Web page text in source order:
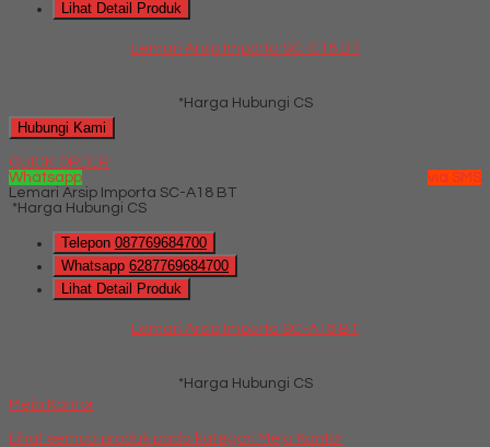
Lihat Detail Produk
Lemari Arsip Importa SC-C18 BT
*Harga Hubungi CS
Hubungi Kami
QUICK ORDER
Whatsapp
via SMS
Lemari Arsip Importa SC-A18 BT
*Harga Hubungi CS
Telepon 087769684700
Whatsapp 6287769684700
Lihat Detail Produk
Lemari Arsip Importa SC-A18 BT
*Harga Hubungi CS
Meja Kantor
Lihat semua produk pada kategori Meja Kantor